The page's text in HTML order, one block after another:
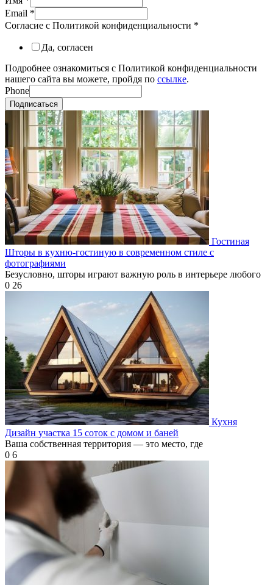
Email *
Согласие с Политикой конфиденциальности *
Да, согласен
Подробнее ознакомиться с Политикой конфиденциальности
нашего сайта вы можете, пройдя по ссылке.
Phone
Подписаться
Гостиная
Шторы в кухню-гостиную в современном стиле с
фотографиями
Безусловно, шторы играют важную роль в интерьере любого
0 26
Кухня
Дизайн участка 15 соток с домом и баней
Ваша собственная территория — это место, где
0 6